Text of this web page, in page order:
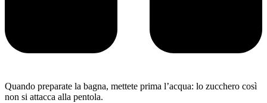
Quando preparate la bagna, mettete prima l’acqua: lo zucchero così
non si attacca alla pentola.